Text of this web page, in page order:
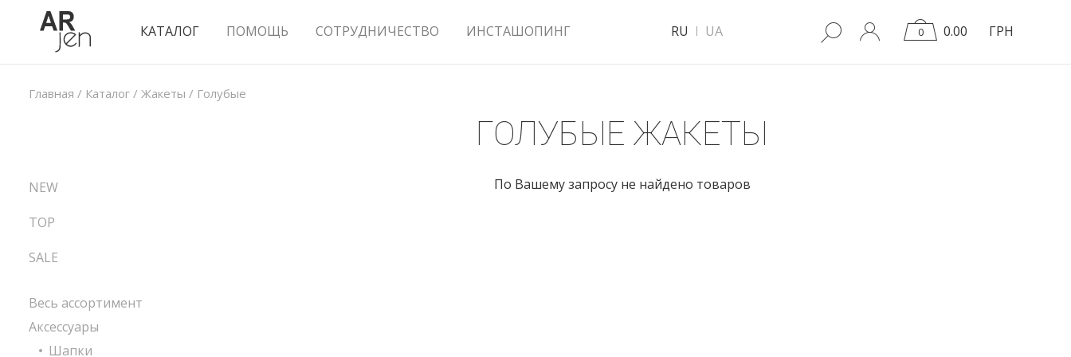
КАТАЛОГ ПОМОЩЬ СОТРУДНИЧЕСТВО ИНСТАШОПИНГ RU UA 0 0.00 ГРН
Главная / Каталог / Жакеты / Голубые
ГОЛУБЫЕ ЖАКЕТЫ
По Вашему запросу не найдено товаров
NEW
TOP
SALE
Весь ассортимент
Аксессуары
Шапки